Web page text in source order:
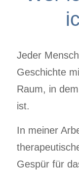
Jeder
Geschichte
Raum, in
ist.
In meiner
Gespür für